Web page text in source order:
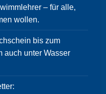
– für alle,
wollen.
bis zum
auch unter Wasser